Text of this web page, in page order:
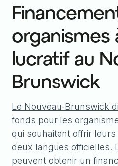
organismes
lucratif au
Brunswick
Le Nouveau-Brunswick
fonds pour les
qui souhaitent offrir
deux langues officielles.
peuvent obtenir un